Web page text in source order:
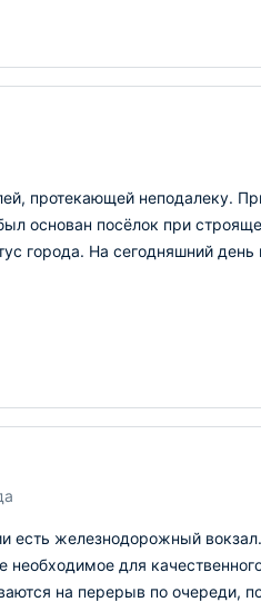
протекающей неподалеку.
основан посёлок при
города. На сегодняшний день
есть железнодорожный
для
на перерыв по очереди,